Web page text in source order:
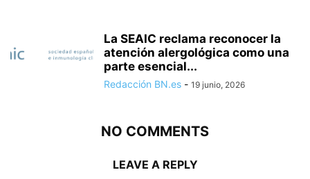
La SEAIC reclama reconocer la
atención alergológica como una
parte esencial...
Redacción BN.es - 19 junio, 2026
NO COMMENTS
LEAVE A REPLY